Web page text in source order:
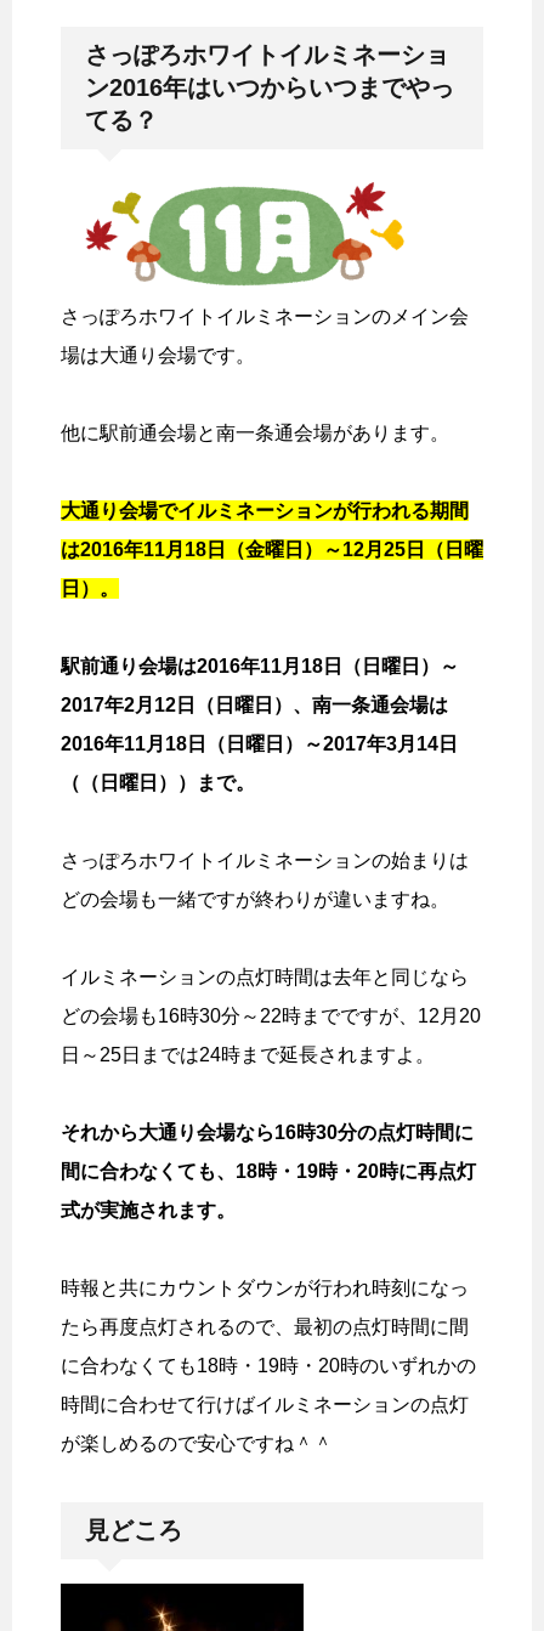
さっぽろホワイトイルミネーショ
ン2016年はいつからいつまでやっ
てる？
さっぽろホワイトイルミネーションのメイン会
場は大通り会場です。
他に駅前通会場と南一条通会場があります。
大通り会場でイルミネーションが行われる期間
は2016年11月18日（金曜日）～12月25日（日曜
日）。
駅前通り会場は2016年11月18日（日曜日）～
2017年2月12日（日曜日）、南一条通会場は
2016年11月18日（日曜日）～2017年3月14日
（（日曜日））まで。
さっぽろホワイトイルミネーションの始まりは
どの会場も一緒ですが終わりが違いますね。
イルミネーションの点灯時間は去年と同じなら
どの会場も16時30分～22時までですが、12月20
日～25日までは24時まで延長されますよ。
それから大通り会場なら16時30分の点灯時間に
間に合わなくても、18時・19時・20時に再点灯
式が実施されます。
時報と共にカウントダウンが行われ時刻になっ
たら再度点灯されるので、最初の点灯時間に間
に合わなくても18時・19時・20時のいずれかの
時間に合わせて行けばイルミネーションの点灯
が楽しめるので安心ですね＾＾
見どころ